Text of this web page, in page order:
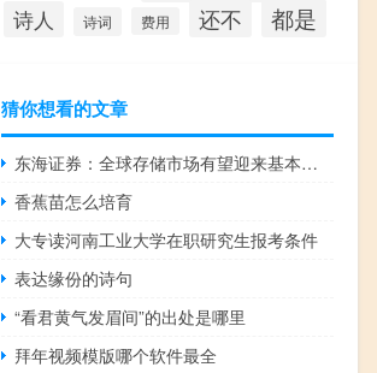
诗人 诗词 费用 还不 都是
猜你想看的文章
东海证券：全球存储市场有望迎来基本面的触底反弹
香蕉苗怎么培育
大专读河南工业大学在职研究生报考条件
表达缘份的诗句
“看君黄气发眉间”的出处是哪里
拜年视频模版哪个软件最全